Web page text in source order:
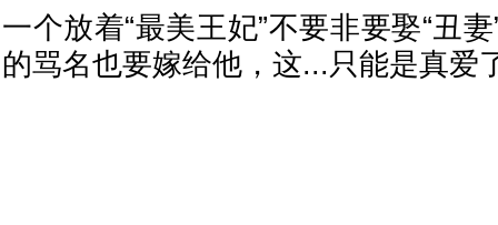
一个放着“最美王妃”不要非要娶“丑
的骂名也要嫁给他，这...只能是真爱